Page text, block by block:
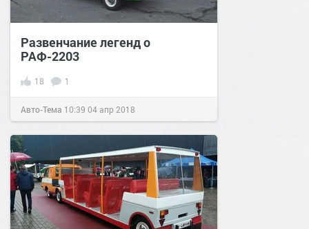
Развенчание легенд о
РАФ-2203
18 1
Авто-Тема 10:39 04 апр 2018